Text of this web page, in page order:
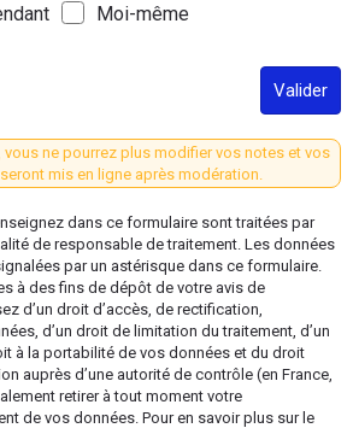
Moi-même
Valider
vous ne pourrez plus modifier vos notes et vos
mis en ligne après modération.
dans ce formulaire sont traitées par
de responsable de traitement. Les données
par un astérisque dans ce formulaire.
à des fins de dépôt de votre avis de
d’un droit d’accès, de rectification,
d’un droit de limitation du traitement, d’un
à la portabilité de vos données et du droit
auprès d’une autorité de contrôle (en France,
retirer à tout moment votre
de vos données. Pour en savoir plus sur le